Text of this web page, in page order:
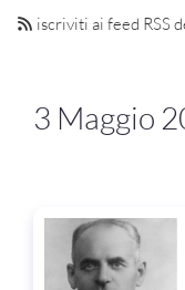
iscriviti ai feed RSS
3 Maggio